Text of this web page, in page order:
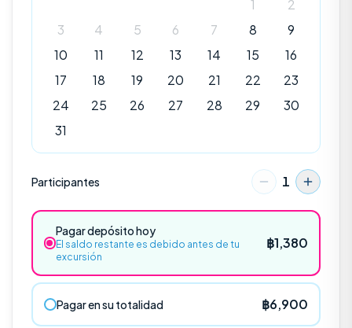
1
2
3
4 5 6 7 8
9
10
11 12 13 14 15
16
17
18 19 20 21 22
23
24
25 26 27 28 29
30
31
Participantes 1
Pagar depósito hoy
El saldo restante es debido antes de tu
excursión
฿1,380
Pagar en su totalidad ฿6,900
Explorar
EXCURSIONES POPULARES